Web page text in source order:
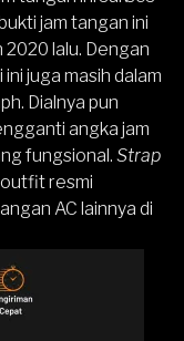
jam tangan ini
lalu. Dengan
juga masih dalam
Dialnya pun
angka jam
fungsional. Strap
resmi
AC lainnya di